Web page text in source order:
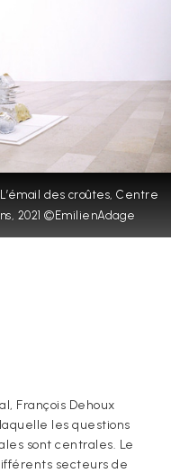
des croûtes, Centre
2021 ©EmilienAdage
François Dehoux
les questions
sont centrales. Le
secteurs de